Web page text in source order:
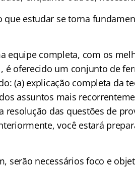
que estudar se torna
equipe completa, com os
é oferecido um conjunto de
(a) explicação completa da
assuntos mais
resolução das questões de
você estará
serão necessários foco e